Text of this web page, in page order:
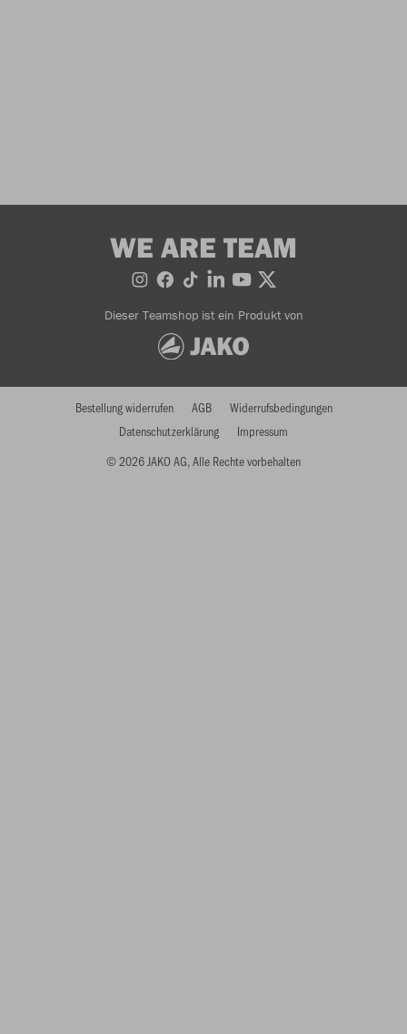
WE ARE TEAM
Dieser Teamshop ist ein Produkt von
© 2026 JAKO AG, Alle Rechte vorbehalten
Bestellung widerrufen AGB
Widerrufsbedingungen
Datenschutzerklärung
Impressum